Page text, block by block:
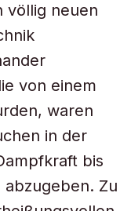
völlig neuen
von einem
waren
in der
bis
abzugeben. Zu